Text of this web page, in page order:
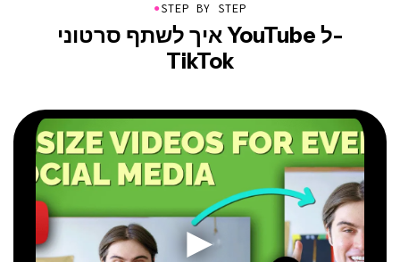
●STEP BY STEP
איך לשתף סרטוני YouTube ל-
TikTok